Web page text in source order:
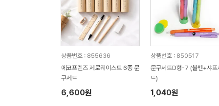
상품번호 : 855636
에코프렌즈 제로웨이스트 6종 문
구세트
6,600원
상품번호 : 850517
문구세트D형-7 (볼펜+샤프
트)
1,040원